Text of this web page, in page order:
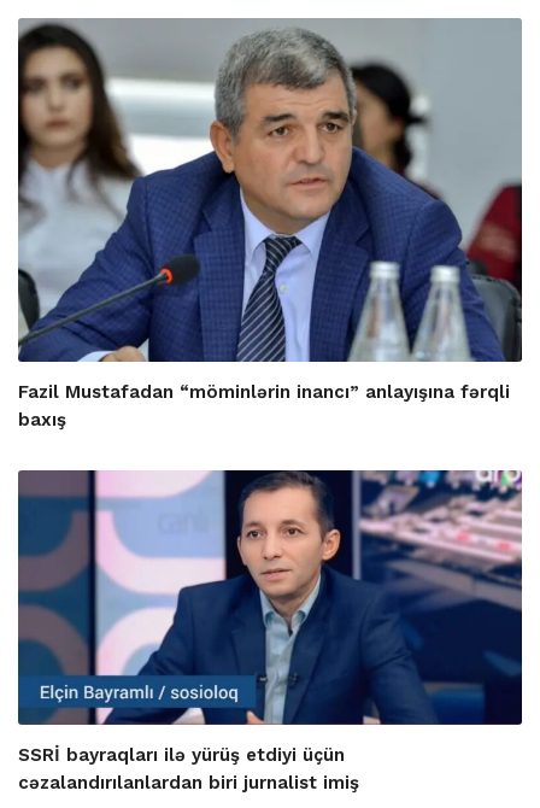
Fazil Mustafadan “möminlərin inancı” anlayışına fərqli
baxış
SSRİ bayraqları ilə yürüş etdiyi üçün
cəzalandırılanlardan biri jurnalist imiş